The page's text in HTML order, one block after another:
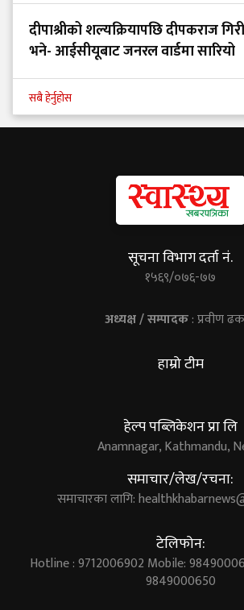
दीपाश्रीको शल्यक्रियापछि दीपकराज
भने- आईसीयूबाट जनरल वार्डमा सारियो
सबै हेर्नुहोस
सूचना विभाग दर्ता नं.
१५६९/०७६-७७
अध्यक्ष / सम्पादक: प्रवीण
हाम्रो टीम
हेल्प पब्लिकेशन प्रा लि
Anamnagar, Kathmandu,
समाचार/लेख/रचना:
समाचारका लागि:
टेलिफोन:
Hotline : 9712006902 Mobile:
9849000650